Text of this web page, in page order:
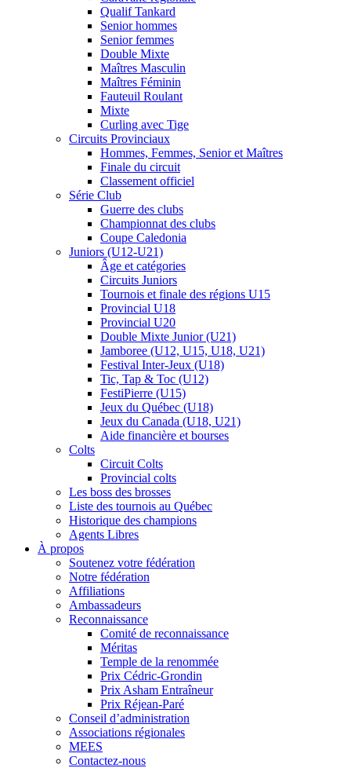
Qualif Tankard
Senior hommes
Senior femmes
Double Mixte
Maîtres Masculin
Maîtres Féminin
Fauteuil Roulant
Mixte
Curling avec Tige
Circuits Provinciaux
Hommes, Femmes, Senior et Maîtres
Finale du circuit
Classement officiel
Série Club
Guerre des clubs
Championnat des clubs
Coupe Caledonia
Juniors (U12-U21)
Âge et catégories
Circuits Juniors
Tournois et finale des régions U15
Provincial U18
Provincial U20
Double Mixte Junior (U21)
Jamboree (U12, U15, U18, U21)
Festival Inter-Jeux (U18)
Tic, Tap & Toc (U12)
FestiPierre (U15)
Jeux du Québec (U18)
Jeux du Canada (U18, U21)
Aide financière et bourses
Colts
Circuit Colts
Provincial colts
Les boss des brosses
Liste des tournois au Québec
Historique des champions
Agents Libres
À propos
Soutenez votre fédération
Notre fédération
Affiliations
Ambassadeurs
Reconnaissance
Comité de reconnaissance
Méritas
Temple de la renommée
Prix Cédric-Grondin
Prix Asham Entraîneur
Prix Réjean-Paré
Conseil d’administration
Associations régionales
MEES
Contactez-nous